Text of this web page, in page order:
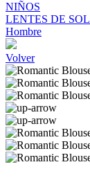
NIÑOS
LENTES DE SOL
Hombre
Volver